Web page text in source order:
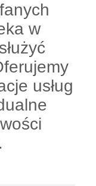
w
usług